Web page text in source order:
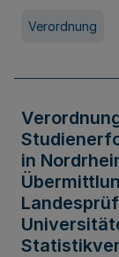
Verordnung
in